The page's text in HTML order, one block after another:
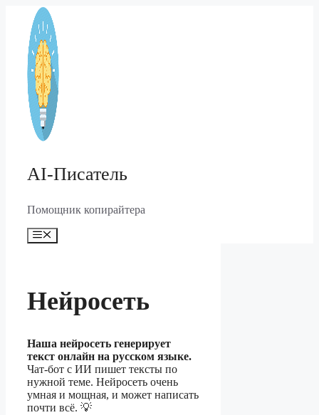
Перейти
содержимому
AI-Писатель
Помощник копирайтера
Меню
Нейросеть
Наша нейросеть генерирует
текст онлайн на русском языке.
Чат-бот с ИИ пишет тексты по
нужной теме. Нейросеть очень
умная и мощная, и может написать
почти всё. 💡